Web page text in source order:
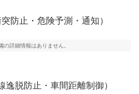
、ABSなどが装備されています。
しやふらつきを防止するためにレーンキー
防止・危険予測・通知）
の詳細情報はありません。
逸脱防止・車間距離制御）